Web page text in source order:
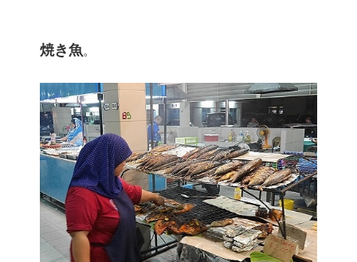
焼き魚。